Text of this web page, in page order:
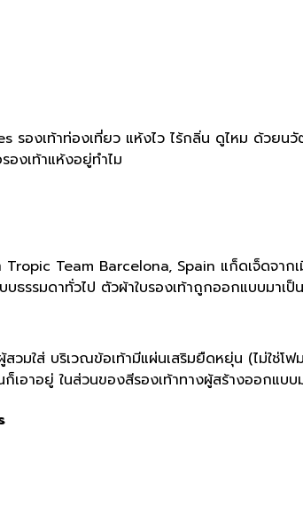
องเท้าท่องเที่ยว แห้งไว ไร้กลิ่น ดูไหม ด้วยน
องเท้าแห้งอยู่ทำไม
Tropic Team Barcelona, Spain แก็ดเจ็ดจ
รรมดาทั่วไป ตัวผ้าใบรองเท้าถูกออกแบบมาเป็
วมใส่ บริเวณข้อเท้ามีแผ่นเสริมยืดหยุ่น (ไม่ใช่
อาอยู่ ในส่วนของสีรองเท้าทางผู้สร้างออกแบ